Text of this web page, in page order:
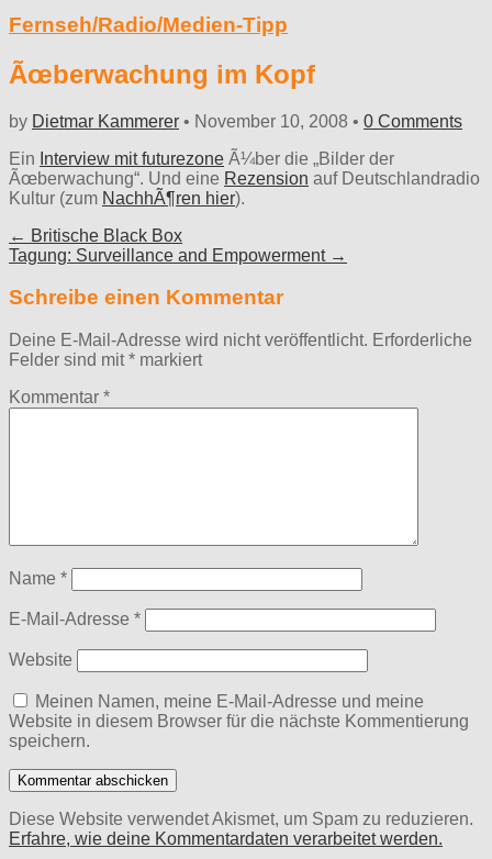
Fernseh/Radio/Medien-Tipp
Ãœberwachung im Kopf
by Dietmar Kammerer • November 10, 2008 • 0 Comments
Ein Interview mit futurezone Ã¼ber die „Bilder der
Ãœberwachung“. Und eine Rezension auf Deutschlandradio
Kultur (zum NachhÃ¶ren hier).
Post
navigation
← Britische Black Box
Tagung: Surveillance and Empowerment →
Schreibe einen Kommentar
Deine E-Mail-Adresse wird nicht veröffentlicht. Erforderliche
Felder sind mit* markiert
Kommentar *
Name *
E-Mail-Adresse *
Website
Meinen Namen, meine E-Mail-Adresse und meine
Website in diesem Browser für die nächste Kommentierung
speichern.
Diese Website verwendet Akismet, um Spam zu reduzieren.
Erfahre, wie deine Kommentardaten verarbeitet werden.